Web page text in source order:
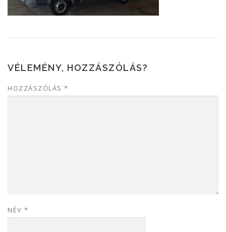
VÉLEMÉNY, HOZZÁSZÓLÁS?
HOZZÁSZÓLÁS *
NÉV *